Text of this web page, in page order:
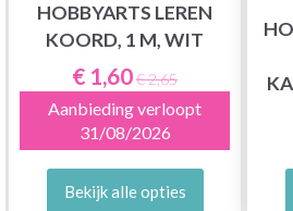
HOBBYARTS LEREN
KOORD, 1 M, WIT
€ 1,60€ 2,65
Aanbieding verloopt
31/08/2026
Bekijk alle opties